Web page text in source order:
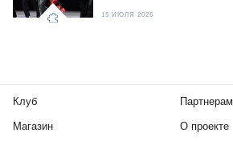
15 ИЮЛЯ 2026
Клуб
Магазин
Партнерам
О проекте